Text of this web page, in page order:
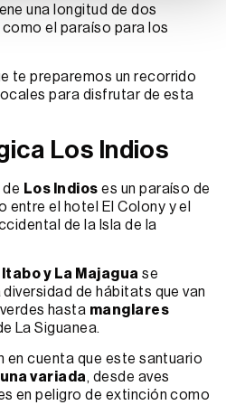
una longitud de dos
el paraíso para los
te preparemos un recorrido
para disfrutar de esta
Los Indios
de Los Indios es un paraíso de
entre el hotel El Colony y el
de la Isla de la
y La Majagua se
de hábitats que van
hasta manglares
La Siguanea.
en cuenta que este santuario
variada, desde aves
en peligro de extinción como